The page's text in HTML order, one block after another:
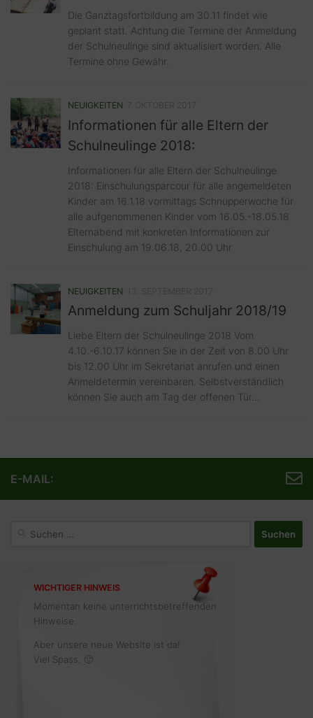
Die Ganztagsfortbildung am 30.11 findet wie
geplant statt. Achtung die Termine der Anmeldung
der Schulneulinge sind aktualisiert worden. Alle
Termine ohne Gewähr.
NEUIGKEITEN
Informationen für alle Eltern der
Schulneulinge 2018:
Informationen für alle Eltern der Schulneulinge
2018: Einschulungsparcour für alle angemeldeten
Kinder am 16.1.18 vormittags Schnupperwoche für
alle aufgenommenen Kinder vom 16.05.-18.05.18
Elternabend mit konkreten Informationen zur
Einschulung am 19.06.18, 20.00 Uhr
NEUIGKEITEN
Anmeldung zum Schuljahr 2018/19
Liebe Eltern der Schulneulinge 2018 Vom
4.10.-6.10.17 können Sie in der Zeit von 8.00 Uhr
bis 12.00 Uhr im Sekretariat anrufen und einen
Anmeldetermin vereinbaren. Selbstverständlich
können Sie auch am Tag der offenen Tür...
E-MAIL:
WICHTIGER HINWEIS
Momentan keine unterrichtsbetreffenden
Hinweise.
Aber unsere neue Website ist da!
Viel Spass. 🙂